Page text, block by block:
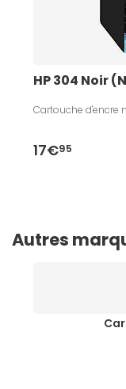
HP 304 Noir
Cartouche d'encre
17€95
Autres